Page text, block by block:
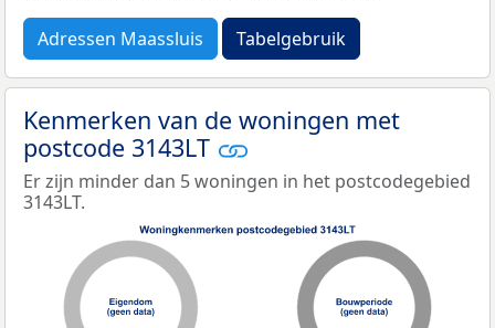
Adressen Maassluis Tabelgebruik
Kenmerken van de woningen met
postcode 3143LT
Er zijn minder dan 5 woningen in het postcodegebied
3143LT.